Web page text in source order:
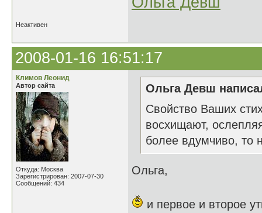
Неактивен
2008-01-16 16:51:17
Климов Леонид
Автор сайта
Откуда: Москва
Зарегистрирован: 2007-07-30
Сообщений: 434
Ольга Девш
Свойство Ваших
восхищают,
более вдумчиво, то
Ольга,
и первое и второе